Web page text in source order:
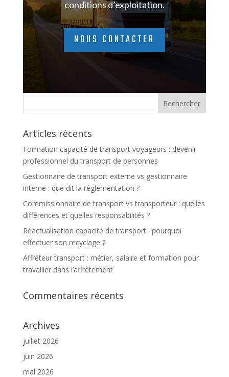
conditions d’exploitation.
NOUS CONTACTER
Articles récents
Formation capacité de transport voyageurs : devenir
professionnel du transport de personnes
Gestionnaire de transport externe vs gestionnaire
interne : que dit la réglementation ?
Commissionnaire de transport vs transporteur : quelles
différences et quelles responsabilités ?
Réactualisation capacité de transport : pourquoi
effectuer son recyclage ?
Affréteur transport : métier, salaire et formation pour
travailler dans l’affrètement
Commentaires récents
Archives
juillet 2026
juin 2026
mai 2026